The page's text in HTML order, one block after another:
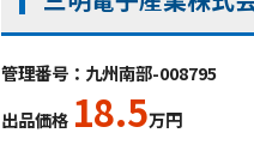
管理番号：九州南部-008795
出品価格 18.5万円